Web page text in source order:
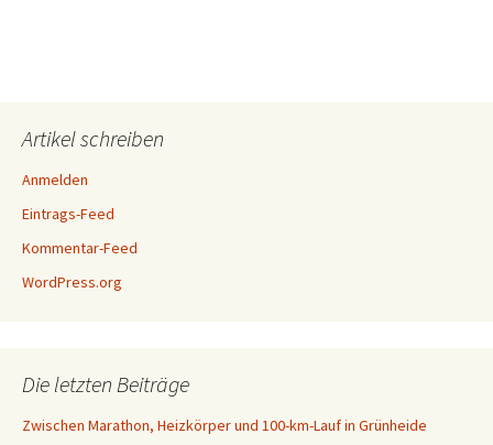
Artikel schreiben
Anmelden
Eintrags-Feed
Kommentar-Feed
WordPress.org
Die letzten Beiträge
Zwischen Marathon, Heizkörper und 100-km-Lauf in Grünheide